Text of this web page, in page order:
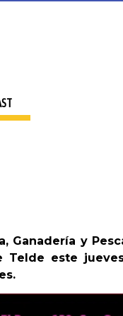
Ganadería y
Telde este